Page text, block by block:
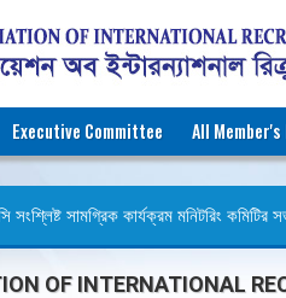
Executive Committee All
সামগ্রিক কার্যক্রম মনিটরিং কমিটির সভার
OF INTERNATIONAL